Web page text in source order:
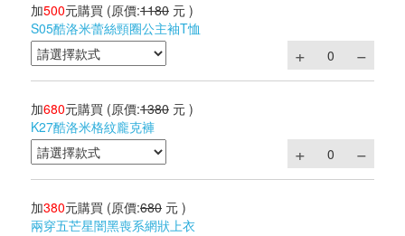
加500元購買 (原價:1180 元 )
S05酷洛米蕾絲頸圈公主袖T恤
加680元購買 (原價:1380 元 )
K27酷洛米格紋龐克褲
加380元購買 (原價:680 元 )
兩穿五芒星闇黑喪系網狀上衣